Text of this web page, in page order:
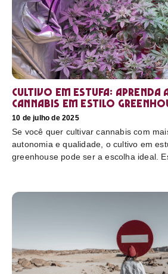
Cultivo em estufa: aprenda
cannabis em estilo
10 de julho de 2025
Se você quer cultivar cannabis com
autonomia e qualidade, o cultivo em
greenhouse pode ser a escolha ideal.